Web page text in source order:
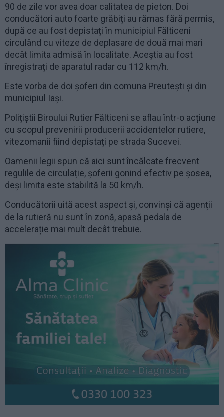
90 de zile vor avea doar calitatea de pieton. Doi
conducători auto foarte grăbiți au rămas fără permis,
după ce au fost depistați în municipiul Fălticeni
circulând cu viteze de deplasare de două mai mari
decât limita admisă în localitate. Aceștia au fost
înregistrați de aparatul radar cu 112 km/h.
Este vorba de doi șoferi din comuna Preutești și din
municipiul Iași.
Polițiștii Biroului Rutier Fălticeni se aflau într-o acțiune
cu scopul prevenirii producerii accidentelor rutiere,
vitezomanii fiind depistați pe strada Sucevei.
Oamenii legii spun că aici sunt încălcate frecvent
regulile de circulație, șoferii gonind efectiv pe șosea,
deși limita este stabilită la 50 km/h.
Conducătorii uită acest aspect și, convinși că agenții
de la rutieră nu sunt în zonă, apasă pedala de
accelerație mai mult decât trebuie.